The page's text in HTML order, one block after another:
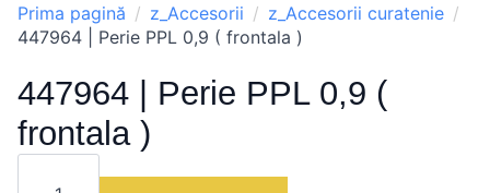
Prima pagină z_Accesorii
z_Accesorii curatenie
447964 | Perie PPL 0,9 ( frontala )
447964 | Perie PPL 0,9 (
frontala )
Cantitate